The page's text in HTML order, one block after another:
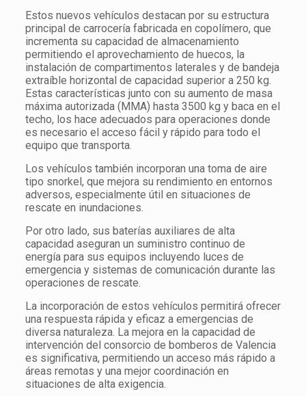
Estos nuevos vehículos destacan por su estructura
principal de carrocería fabricada en copolímero, que
incrementa su capacidad de almacenamiento
permitiendo el aprovechamiento de huecos, la
instalación de compartimentos laterales y de bandeja
extraíble horizontal de capacidad superior a 250 kg.
Estas características junto con su aumento de masa
máxima autorizada (MMA) hasta 3500 kg y baca en el
techo, los hace adecuados para operaciones donde
es necesario el acceso fácil y rápido para todo el
equipo que transporta.
Los vehículos también incorporan una toma de aire
tipo snorkel, que mejora su rendimiento en entornos
adversos, especialmente útil en situaciones de
rescate en inundaciones.
Por otro lado, sus baterías auxiliares de alta
capacidad aseguran un suministro continuo de
energía para sus equipos incluyendo luces de
emergencia y sistemas de comunicación durante las
operaciones de rescate.
La incorporación de estos vehículos permitirá ofrecer
una respuesta rápida y eficaz a emergencias de
diversa naturaleza. La mejora en la capacidad de
intervención del consorcio de bomberos de Valencia
es significativa, permitiendo un acceso más rápido a
áreas remotas y una mejor coordinación en
situaciones de alta exigencia.